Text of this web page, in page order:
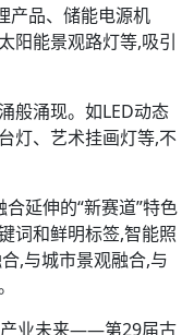
产品、储能电源机
阳能景观路灯等,吸引
般涌现。如LED动态
灯、艺术挂画灯等,不
延伸的“新赛道”特色
词和鲜明标签,智能照
,与城市景观融合,与